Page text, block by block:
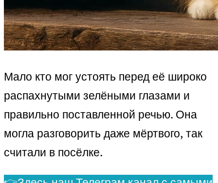
Мало кто мог устоять перед её широко
распахнутыми зелёными глазами и
правильно поставленной речью. Она
могла разговорить даже мёртвого, так
считали в посёлке.